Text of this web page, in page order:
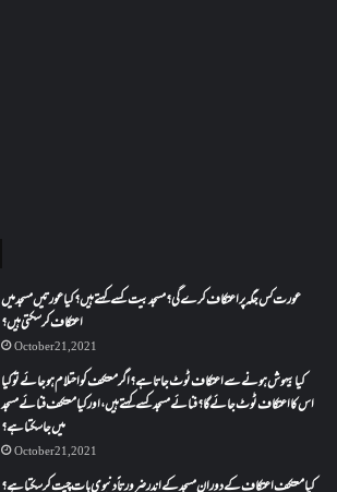
عورت کس جگہ پر اعتکاف کرے گی؟مسجد بیت کسے کہتے ہیں؟کیا عورتیں مسجد میں
اعتکاف کر سکتی ہیں؟
October 21, 2021
کیا بیہوش ہونے سے اعتکاف ٹوٹ جاتا ہے؟ اگر معتکف کو احتلام ہو جائے تو کیا
اس کا اعتکاف ٹوٹ جائے گا؟فنائے مسجد کسے کہتے ہیں ، اور کیا معتکف فنائے مسجد
میں جا سکتا ہے؟
October 21, 2021